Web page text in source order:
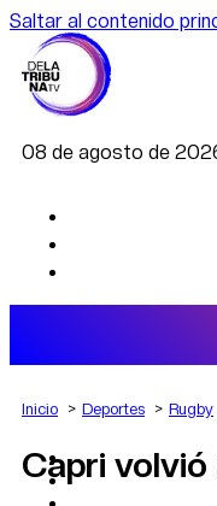
Saltar al contenido
08 de agosto de
AGRO
DEPORTES
Inicio Deportes Rugby
Capri volvió